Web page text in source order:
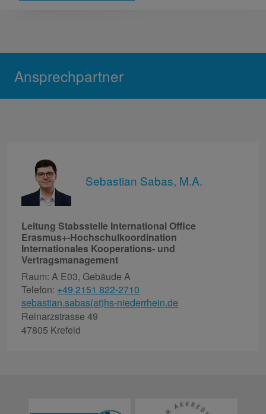
Ansprechpartner
Sebastian Sabas, M.A.
Leitung Stabsstelle International Office
Erasmus+-Hochschulkoordination
Internationales Kooperations- und
Vertragsmanagement
Raum: A E03, Gebäude A
Telefon: +49 2151 822-2710
sebastian.sabas(at)hs-niederrhein.de
Reinarzstrasse 49
47805 Krefeld